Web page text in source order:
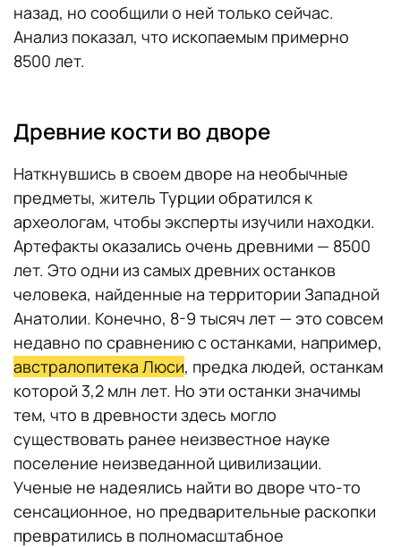
назад, но сообщили о ней только сейчас.
Анализ показал, что ископаемым примерно
8500 лет.
Древние кости во дворе
Наткнувшись в своем дворе на необычные
предметы, житель Турции обратился к
археологам, чтобы эксперты изучили находки.
Артефакты оказались очень древними — 8500
лет. Это одни из самых древних останков
человека, найденные на территории Западной
Анатолии. Конечно, 8-9 тысяч лет — это совсем
недавно по сравнению с останками, например,
австралопитека Люси, предка людей, останкам
которой 3,2 млн лет. Но эти останки значимы
тем, что в древности здесь могло
существовать ранее неизвестное науке
поселение неизведанной цивилизации.
Ученые не надеялись найти во дворе что-то
сенсационное, но предварительные раскопки
превратились в полномасштабное